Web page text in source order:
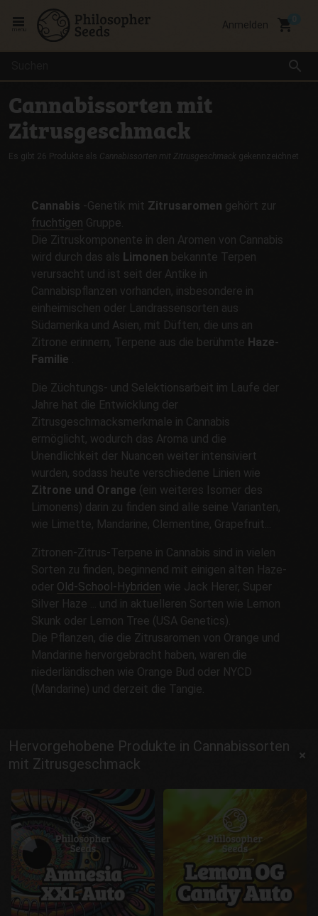
search
Anmelden local_grocery_store
Cannabissorten mit
Zitrusgeschmack
Es gibt 26 Produkte als Cannabissorten mit Zitrusgeschmack gekennzeichnet
Cannabis -Genetik mit Zitrusaromen gehört zur
fruchtigen Gruppe.
Die Zitruskomponente in den Aromen von Cannabis
wird durch das als Limonen bekannte Terpen
verursacht und ist seit der Antike in
Cannabispflanzen vorhanden, insbesondere in
einheimischen oder Landrassensorten aus
Südamerika und Asien, mit Düften, die uns an
Zitrone erinnern, Terpene aus die berühmte Haze-
Familie
Die Züchtungs- und Selektionsarbeit im Laufe der
Jahre hat die Entwicklung der
Zitrusgeschmacksmerkmale in Cannabis
ermöglicht, wodurch das Aroma und die
Unendlichkeit der Nuancen weiter intensiviert
wurden, sodass heute verschiedene Linien wie
Zitrone und Orange (ein weiteres Isomer des
Limonens) darin zu finden sind alle seine Varianten,
wie Limette, Mandarine, Clementine, Grapefruit...
Zitronen-Zitrus-Terpene in Cannabis sind in vielen
Sorten zu finden, beginnend mit einigen alten Haze-
oder Old-School-Hybriden wie Jack Herer, Super
Silver Haze ... und in aktuelleren Sorten wie Lemon
Skunk oder Lemon Tree (USA Genetics).
Die Pflanzen, die die Zitrusaromen von Orange und
Mandarine hervorgebracht haben, waren die
niederländischen wie Orange Bud oder NYCD
(Mandarine) und derzeit die Tangie.
Hervorgehobene Produkte in Cannabissorten
mit Zitrusgeschmack